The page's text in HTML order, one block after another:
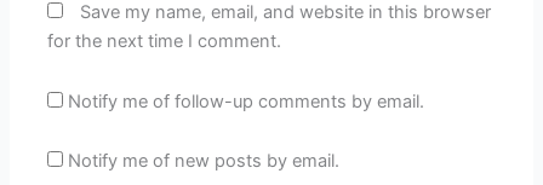
Save my name, email, and website in this browser
for the next time I comment.
Notify me of follow-up comments by email.
Notify me of new posts by email.